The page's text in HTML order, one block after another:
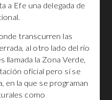
a Efe una delegada de
transcurren las
al otro lado del río
llamada la Zona Verde,
oficial pero sí se
en la que se programan
como